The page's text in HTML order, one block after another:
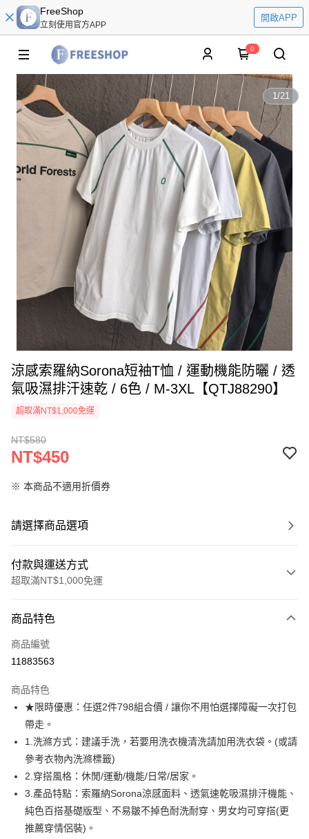
FreeShop
立刻使用官方APP
開啟APP
0
1/21
涼感索羅納Sorona短袖T恤 / 運動機能防曬 / 透
氣吸濕排汗速乾 / 6色 / M-3XL【QTJ88290】
超取滿NT$1,000免運
NT$580
NT$450
※ 本商品不適用折價券
請選擇商品選項
付款與運送方式
超取滿NT$1,000免運
信用卡一次付款
超商取貨付款
Apple Pay
街口支付
悠遊付
ATM付款
運送方式
商品特色
商品編號
11883563
商品特色
★限時優惠：任選2件798組合價 / 讓你不用怕選擇障礙一次打包
帶走。
1.洗滌方式：建議手洗，若要用洗衣機清洗請加用洗衣袋。(或請
參考衣物內洗滌標籤)
2.穿搭風格：休閒/運動/機能/日常/居家。
3.產品特點：索羅納Sorona涼感面料、透氣速乾吸濕排汗機能、
純色百搭基礎版型、不易皺不掉色耐洗耐穿、男女均可穿搭(更
推薦穿情侶裝)。